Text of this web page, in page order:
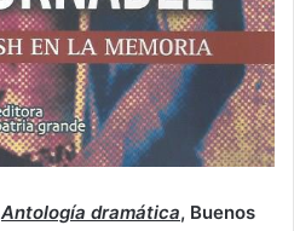
Antología dramática, Buenos